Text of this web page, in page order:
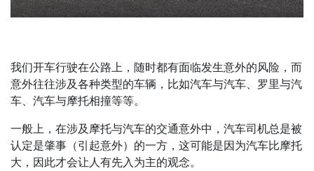
我们开车行驶在公路上，随时都有面临发生意外的风险，而
意外往往涉及各种类型的车辆，比如汽车与汽车、罗里与汽
车、汽车与摩托相撞等等。
一般上，在涉及摩托与汽车的交通意外中，汽车司机总是被
认定是肇事（引起意外）的一方，这可能是因为汽车比摩托
大，因此才会让人有先入为主的观念。